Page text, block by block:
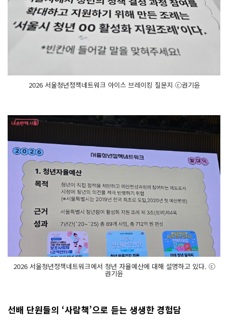
2026 서울청년정책네트워크 아이스 브레이킹 질문지 ⓒ권기윤
2026 서울청년정책네트워크에서 청년 자율예산에 대해 설명하고 있다. ⓒ
권기윤
선배 단원들의 ‘사람책’으로 듣는 생생한 경험담